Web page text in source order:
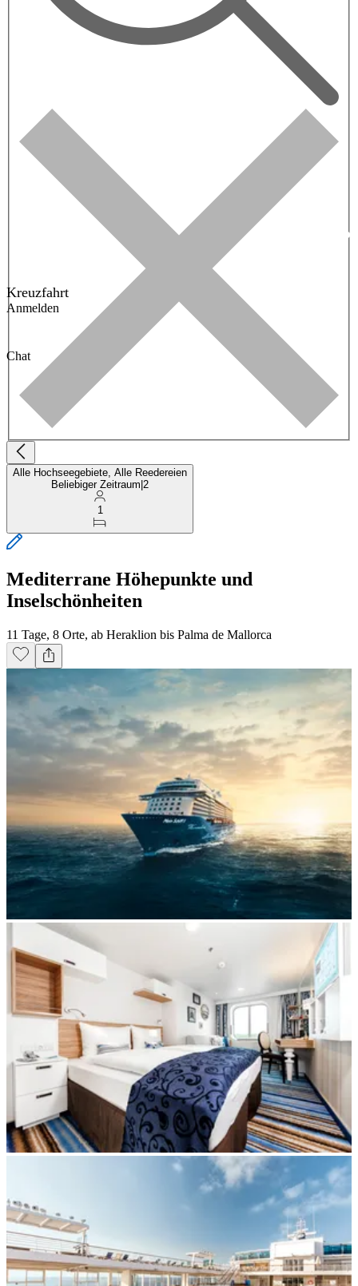
Kreuzfahrt
Anmelden
Chat
Alle Hochseegebiete, Alle Reedereien
Beliebiger Zeitraum 2
1
Mediterrane Höhepunkte und
Inselschönheiten
11 Tage, 8 Orte, ab Heraklion bis Palma de Mallorca